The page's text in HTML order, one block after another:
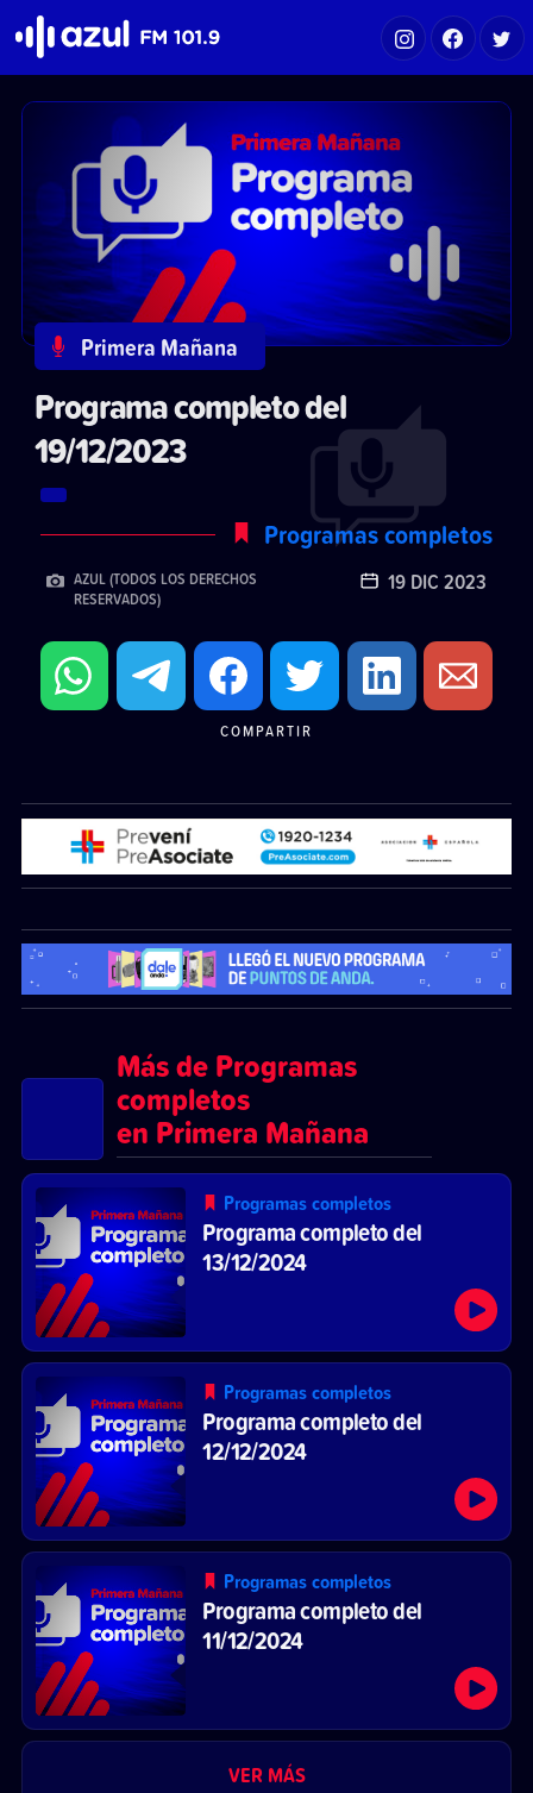
Primera Mañana
Programa completo del
19/12/2023
Programas completos
AZUL (TODOS LOS DERECHOS
RESERVADOS)
19 DIC 2023
COMPARTIR
Más de Programas
completos
en Primera Mañana
Programas completos
Programa completo del
13/12/2024
Programas completos
Programa completo del
12/12/2024
Programas completos
Programa completo del
11/12/2024
VER MÁS